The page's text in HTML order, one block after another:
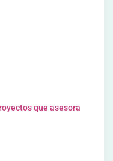
que asesora